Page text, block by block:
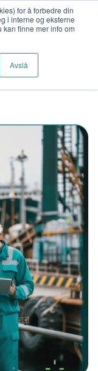
for å forbedre din
i interne og eksterne
finne mer info om
Avslå